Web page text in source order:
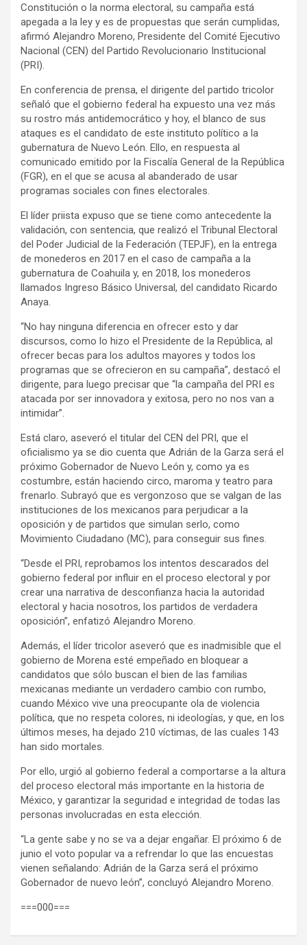
Constitución o la norma electoral, su campaña está
apegada a la ley y es de propuestas que serán cumplidas,
afirmó Alejandro Moreno, Presidente del Comité Ejecutivo
Nacional (CEN) del Partido Revolucionario Institucional
(PRI).
En conferencia de prensa, el dirigente del partido tricolor
señaló que el gobierno federal ha expuesto una vez más
su rostro más antidemocrático y hoy, el blanco de sus
ataques es el candidato de este instituto político a la
gubernatura de Nuevo León. Ello, en respuesta al
comunicado emitido por la Fiscalía General de la República
(FGR), en el que se acusa al abanderado de usar
programas sociales con fines electorales.
El líder priista expuso que se tiene como antecedente la
validación, con sentencia, que realizó el Tribunal Electoral
del Poder Judicial de la Federación (TEPJF), en la entrega
de monederos en 2017 en el caso de campaña a la
gubernatura de Coahuila y, en 2018, los monederos
llamados Ingreso Básico Universal, del candidato Ricardo
Anaya.
“No hay ninguna diferencia en ofrecer esto y dar
discursos, como lo hizo el Presidente de la República, al
ofrecer becas para los adultos mayores y todos los
programas que se ofrecieron en su campaña”, destacó el
dirigente, para luego precisar que “la campaña del PRI es
atacada por ser innovadora y exitosa, pero no nos van a
intimidar”.
Está claro, aseveró el titular del CEN del PRI, que el
oficialismo ya se dio cuenta que Adrián de la Garza será el
próximo Gobernador de Nuevo León y, como ya es
costumbre, están haciendo circo, maroma y teatro para
frenarlo. Subrayó que es vergonzoso que se valgan de las
instituciones de los mexicanos para perjudicar a la
oposición y de partidos que simulan serlo, como
Movimiento Ciudadano (MC), para conseguir sus fines.
“Desde el PRI, reprobamos los intentos descarados del
gobierno federal por influir en el proceso electoral y por
crear una narrativa de desconfianza hacia la autoridad
electoral y hacia nosotros, los partidos de verdadera
oposición”, enfatizó Alejandro Moreno.
Además, el líder tricolor aseveró que es inadmisible que el
gobierno de Morena esté empeñado en bloquear a
candidatos que sólo buscan el bien de las familias
mexicanas mediante un verdadero cambio con rumbo,
cuando México vive una preocupante ola de violencia
política, que no respeta colores, ni ideologías, y que, en los
últimos meses, ha dejado 210 víctimas, de las cuales 143
han sido mortales.
Por ello, urgió al gobierno federal a comportarse a la altura
del proceso electoral más importante en la historia de
México, y garantizar la seguridad e integridad de todas las
personas involucradas en esta elección.
“La gente sabe y no se va a dejar engañar. El próximo 6 de
junio el voto popular va a refrendar lo que las encuestas
vienen señalando: Adrián de la Garza será el próximo
Gobernador de nuevo león”, concluyó Alejandro Moreno.
===000===